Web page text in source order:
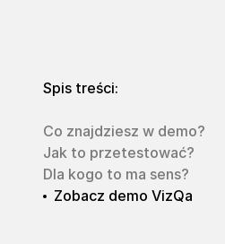
Spis treści:
Co znajdziesz w demo?
Jak to przetestować?
Dla kogo to ma sens?
Zobacz demo VizQa